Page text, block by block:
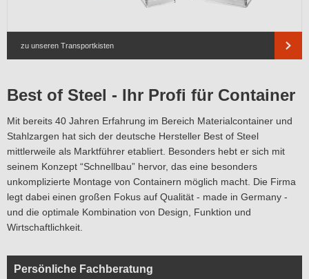
Persönliche Fachberatung
zu unseren Transportkisten
Best of Steel - Ihr Profi für Container
Mit bereits 40 Jahren Erfahrung im Bereich Materialcontainer und
Stahlzargen hat sich der deutsche Hersteller Best of Steel
mittlerweile als Marktführer etabliert. Besonders hebt er sich mit
seinem Konzept “Schnellbau” hervor, das eine besonders
unkomplizierte Montage von Containern möglich macht. Die Firma
legt dabei einen großen Fokus auf Qualität - made in Germany -
und die optimale Kombination von Design, Funktion und
Wirtschaftlichkeit.